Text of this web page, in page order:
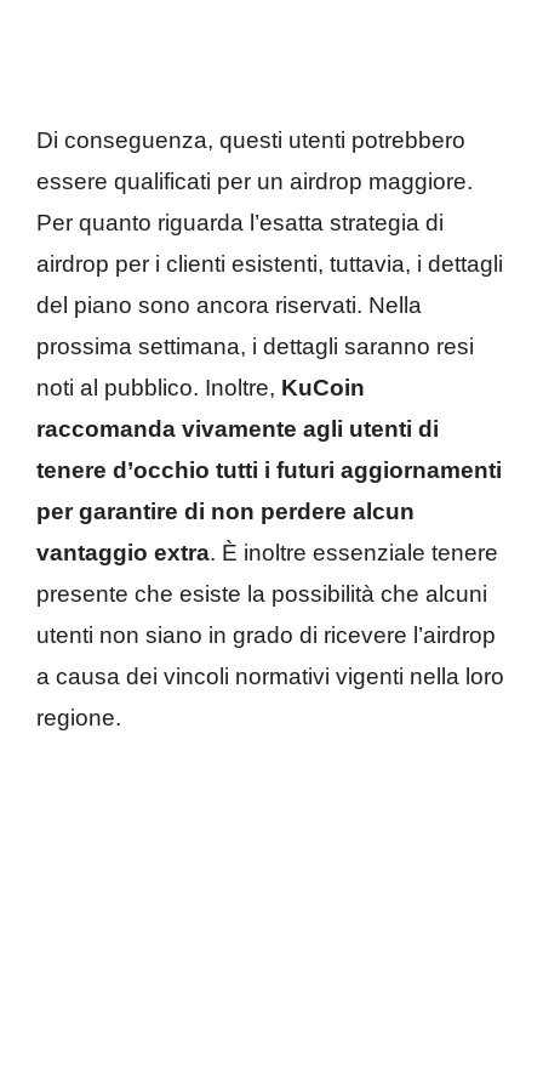
Di conseguenza, questi utenti potrebbero
essere qualificati per un airdrop maggiore.
Per quanto riguarda l’esatta strategia di
airdrop per i clienti esistenti, tuttavia, i dettagli
del piano sono ancora riservati. Nella
prossima settimana, i dettagli saranno resi
noti al pubblico. Inoltre, KuCoin
raccomanda vivamente agli utenti di
tenere d’occhio tutti i futuri aggiornamenti
per garantire di non perdere alcun
vantaggio extra. È inoltre essenziale tenere
presente che esiste la possibilità che alcuni
utenti non siano in grado di ricevere l’airdrop
a causa dei vincoli normativi vigenti nella loro
regione.